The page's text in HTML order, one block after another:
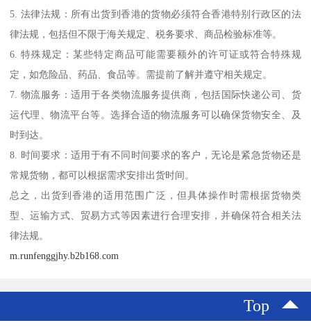
5. 法律法规：所有出货到香港的货物必须符合香港特别行政区的法
律法规，包括但不限于海关规定、税务要求、商品检验标准等。
6. 特殊规定：某些特定商品可能需要额外的许可证或符合特殊规
定，如危险品、药品、食品等。需提前了解并遵守相关规定。
7. 物流服务：适用于各类物流服务提供商，包括国际快递公司、货
运代理、物流平台等。选择合适的物流服务可以确保货物安全、及
时到达。
8. 时间要求：适用于有不同时间要求的客户，无论是紧急货物还是
常规货物，都可以根据需求安排出货时间。
总之，出货到香港的适用范围广泛，但具体操作时需根据货物类
型、运输方式、贸易方式等因素进行合理安排，并确保符合相关法
律法规。
m.runfenggjhy.b2b168.com
Top